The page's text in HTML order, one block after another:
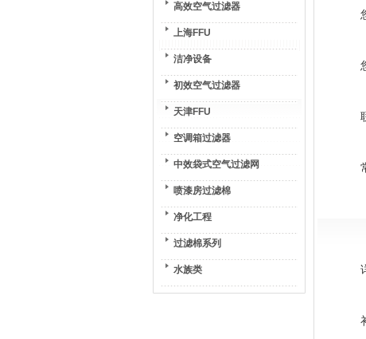
高效空气过滤器
上海FFU
洁净设备
初效空气过滤器
天津FFU
空调箱过滤器
中效袋式空气过滤网
喷漆房过滤棉
净化工程
过滤棉系列
水族类